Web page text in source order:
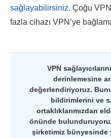
sağlayabilirsiniz. Çoğu
fazla cihazı VPN’ye
VPN
derinlemesine
değerlendiriyoruz.
bildirimlerini ve
ortaklıklarımızdan
önünde
şirketimiz bünyesinde